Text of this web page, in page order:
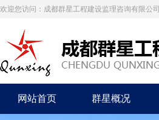
欢迎您访问：成都群星工程建设监理咨询有限公司
网站首页 群星概况